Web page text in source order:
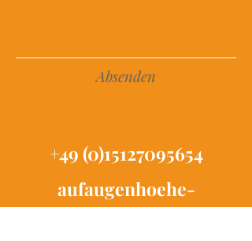
Absenden
+49 (0)15127095654
aufaugenhoehe-
bfb@gmx.de